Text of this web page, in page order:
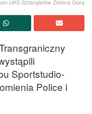
UKS Sztangistów Zielona Góra
Sportstudio-
Police i